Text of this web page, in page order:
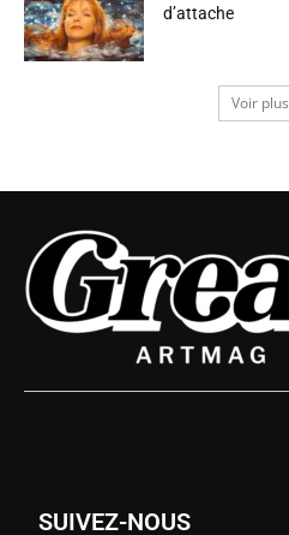
d’attache
Voir plus
SUIVEZ-NOUS